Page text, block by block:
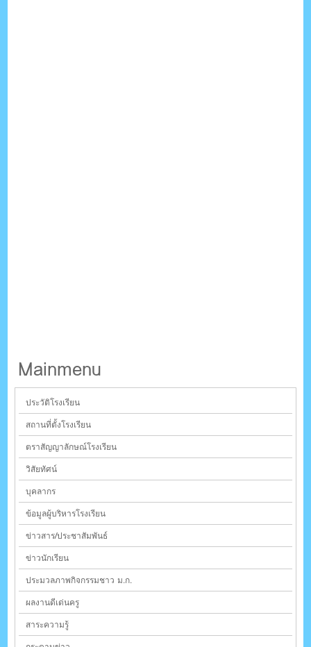
Mainmenu
ประวัติโรงเรียน
สถานที่ตั้งโรงเรียน
ตราสัญญาลักษณ์โรงเรียน
วิสัยทัศน์
บุคลากร
ข้อมูลผู้บริหารโรงเรียน
ข่าวสาร/ประชาสัมพันธ์
ข่าวนักเรียน
ประมวลภาพกิจกรรมชาว ม.ก.
ผลงานดีเด่นครู
สาระความรู้